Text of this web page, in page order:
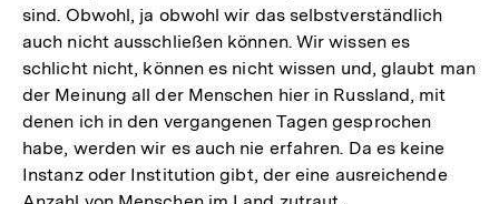
sind. Obwohl, ja obwohl wir das selbstverständlich
auch nicht ausschließen können. Wir wissen es
schlicht nicht, können es nicht wissen und, glaubt man
der Meinung all der Menschen hier in Russland, mit
denen ich in den vergangenen Tagen gesprochen
habe, werden wir es auch nie erfahren. Da es keine
Instanz oder Institution gibt, der eine ausreichende